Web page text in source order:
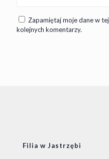
Zapamiętaj moje dane w
kolejnych komentarzy.
Filia w Jastrzębi